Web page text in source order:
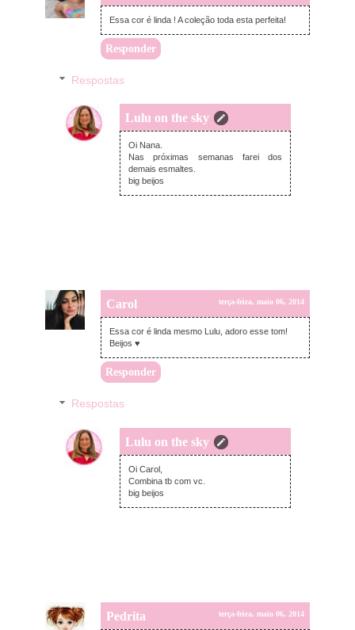
Essa cor é linda ! A coleção toda esta perfeita!
Responder
Respostas
Lulu on the sky
terça-feira, maio 06, 2014
Oi Nana.
Nas próximas semanas farei dos
demais esmaltes.
big beijos
Carol terça-feira, maio 06, 2014
Essa cor é linda mesmo Lulu, adoro esse tom!
Beijos ♥
Responder
Respostas
Lulu on the sky
terça-feira, maio 06, 2014
Oi Carol,
Combina tb com vc.
big beijos
Pedrita terça-feira, maio 06, 2014